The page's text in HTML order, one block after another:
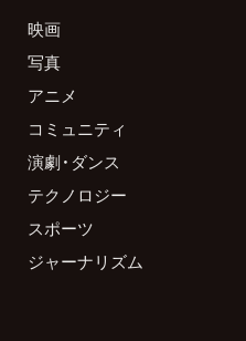
映画
写真
アニメ
コミュニティ
演劇・ダンス
テクノロジー
スポーツ
ジャーナリズム